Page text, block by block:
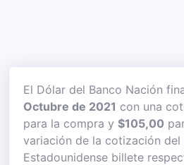
El Dólar del Banco Nación
Octubre de 2021 con una
para la compra y $105,00
variación de la cotización del
Estadounidense billete